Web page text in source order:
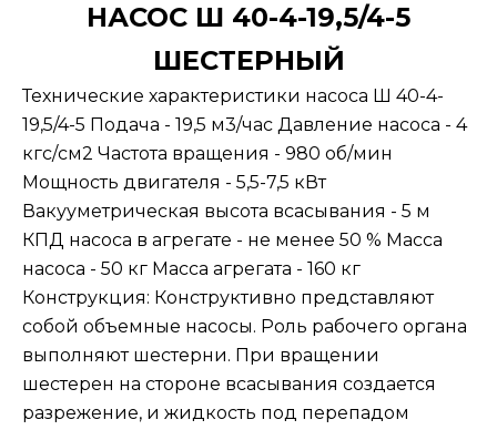
НАСОС Ш 40-4-19,5/4-5
ШЕСТЕРНЫЙ
Технические характеристики насоса Ш 40-4-
19,5/4-5 Подача - 19,5 м3/час Давление насоса - 4
кгс/см2 Частота вращения - 980 об/мин
Мощность двигателя - 5,5-7,5 кВт
Вакууметрическая высота всасывания - 5 м
КПД насоса в агрегате - не менее 50 % Масса
насоса - 50 кг Масса агрегата - 160 кг
Конструкция: Конструктивно представляют
собой объемные насосы. Роль рабочего органа
выполняют шестерни. При вращении
шестерен на стороне всасывания создается
разрежение, и жидкость под перепадом